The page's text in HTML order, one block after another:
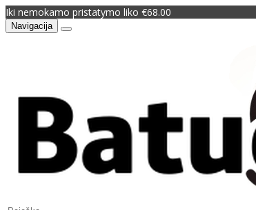
Iki nemokamo pristatymo liko €68.00
Navigacija